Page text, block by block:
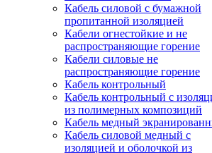
Кабель силовой с бумажной
пропитанной изоляцией
Кабели огнестойкие и не
распространяющие горение
Кабели силовые не
распространяющие горение
Кабель контрольный
Кабель контрольный с
из полимерных композиций
Кабель медный
Кабель силовой медный с
изоляцией и оболочкой из